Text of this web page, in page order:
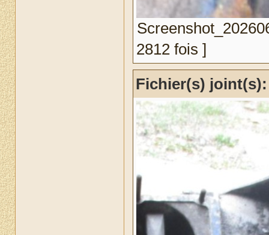
2812 fois ]
Fichier(s) joint(s):